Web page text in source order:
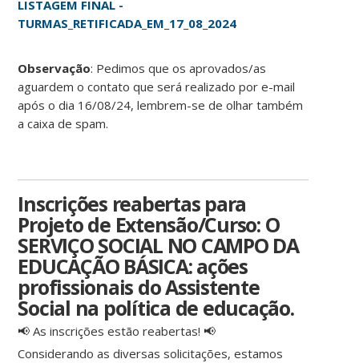
LISTAGEM FINAL -
TURMAS_RETIFICADA_EM_17_08_2024
Observação: Pedimos que os aprovados/as
aguardem o contato que será realizado por e-mail
após o dia 16/08/24, lembrem-se de olhar também
a caixa de spam.
Inscrições reabertas para
Projeto de Extensão/Curso: O
SERVIÇO SOCIAL NO CAMPO DA
EDUCAÇÃO BÁSICA: ações
profissionais do Assistente
Social na política de educação.
📢 As inscrições estão reabertas! 📢
Considerando as diversas solicitações, estamos